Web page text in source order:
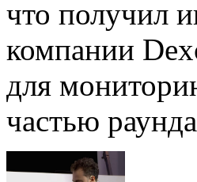
что получил
компании
для
частью